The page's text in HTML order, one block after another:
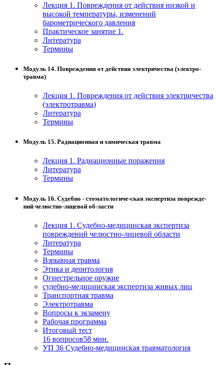
Лекция 1. Повреждения от действия низкой и
высокой температуры, изменений
барометрического давления
Практическое занятие 1.
Литература
Термины
Модуль 14. Повреждения от действия электричества (электро-
травма)
Лекция 1. Повреждения от действия электричества
(электротравма)
Литература
Термины
Модуль 15. Радиационная и химическая травма
Лекция 1. Радиационные поражения
Литература
Термины
Модуль 16. Судебно - стоматологиче-ская экспертиза поврежде-
ний челюстно-лицевой об-ласти
Лекция 1. Судебно-медицинская экспертиза
повреждений челюстно-лицевой области
Литература
Термины
Взрывная травма
Этика и деонтология
Огнестрельное оружие
судебно-медицинская экспертиза живых лиц
Транспортная травма
Электротравма
Вопросы к экзамену
Рабочая программа
Итоговый тест
16 вопросов58 мин.
УП 36 Судебно-медицинская травматология